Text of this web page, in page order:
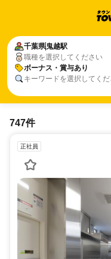
千葉県鬼越駅
職種を選択してください
ボーナス・賞与あり
キーワードを選択してく
747件
正社員